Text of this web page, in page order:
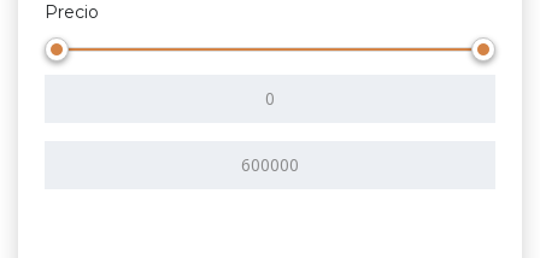
Precio